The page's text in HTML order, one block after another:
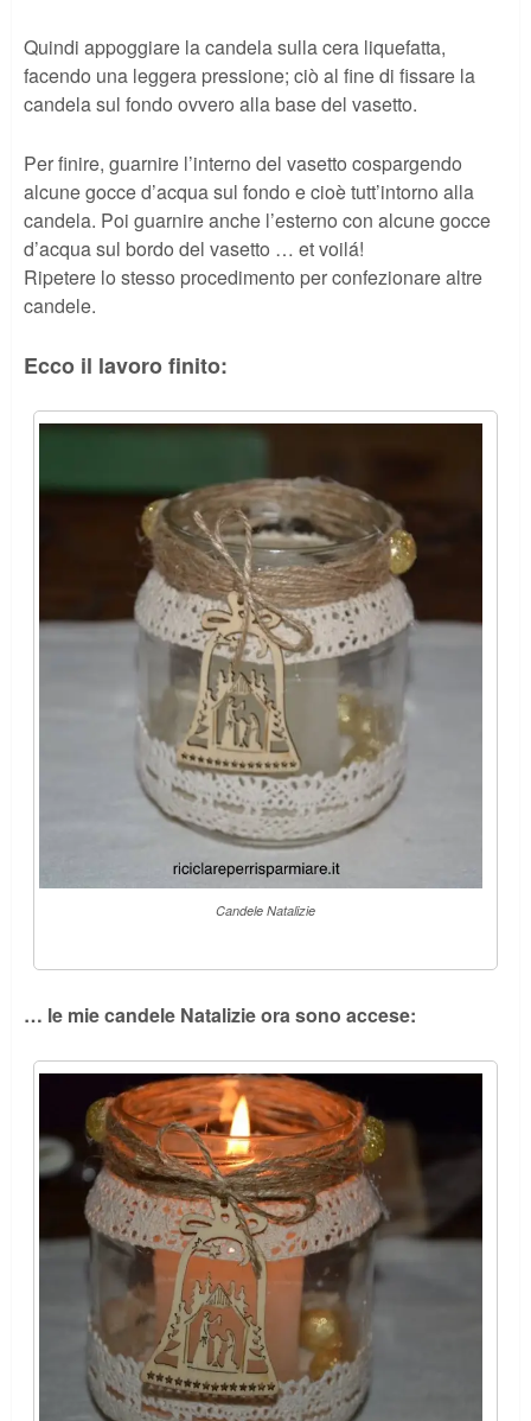
Quindi appoggiare la candela sulla cera liquefatta,
facendo una leggera pressione; ciò al fine di fissare la
candela sul fondo ovvero alla base del vasetto.
Per finire, guarnire l’interno del vasetto cospargendo
alcune gocce d’acqua sul fondo e cioè tutt’intorno alla
candela. Poi guarnire anche l’esterno con alcune gocce
d’acqua sul bordo del vasetto … et voilá!
Ripetere lo stesso procedimento per confezionare altre
candele.
Ecco il lavoro finito:
Candele Natalizie
… le mie candele Natalizie ora sono accese: